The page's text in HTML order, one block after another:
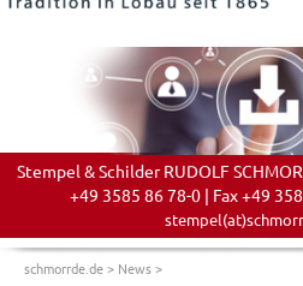
Stempel & Schilder RUDOLF
+49 3585 86 78-0 | Fax +49
schmorrde.de> News>